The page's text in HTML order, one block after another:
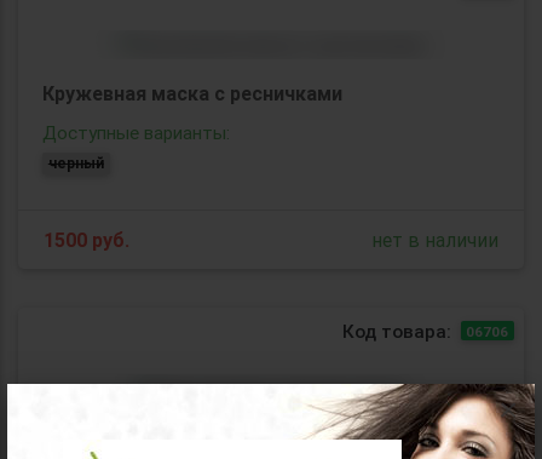
×
Кружевная маска с ресничками
Доступные варианты:
черный
1500 руб. нет в наличии
Код товара: 06706
Лаконичная атласная маска